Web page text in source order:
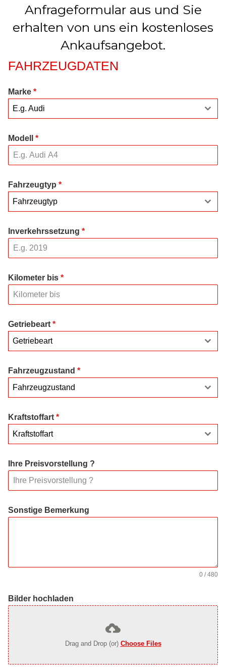
Anfrageformular aus und Sie
erhalten von uns ein kostenloses
Ankaufsangebot.
FAHRZEUGDATEN
Marke *
E.g. Audi
Modell *
Fahrzeugtyp *
Fahrzeugtyp
Inverkehrssetzung *
Kilometer bis *
Getriebeart *
Getriebeart
Fahrzeugzustand *
Fahrzeugzustand
Kraftstoffart *
Kraftstoffart
Ihre Preisvorstellung ?
Sonstige Bemerkung
0 / 480
Bilder hochladen
Drag and Drop (or) Choose Files